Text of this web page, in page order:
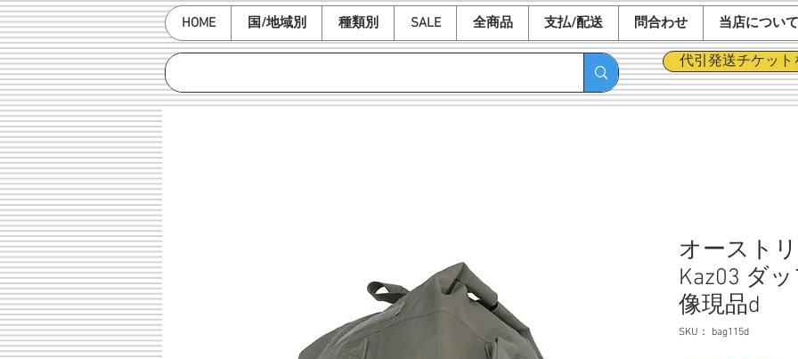
HOME 国/地域別 種類別 SALE 全商品 支払/配送 問合わせ 当店について
代引発送チケッ
オースト
Kaz03 ダ
像現品d
SKU： bag115d